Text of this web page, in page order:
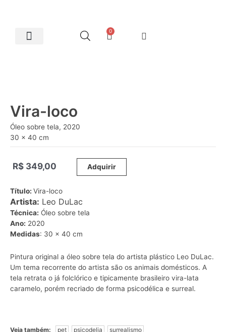
0
Vira-loco
Óleo sobre tela, 2020
30 x 40 cm
R$ 349,00 Adquirir
Título: Vira-loco
Artista: Leo DuLac
Técnica: Óleo sobre tela
Ano: 2020
Medidas: 30 x 40 cm
Pintura original a óleo sobre tela do artista plástico Leo DuLac.
Um tema recorrente do artista são os animais domésticos. A
tela retrata o já folclórico e tipicamente brasileiro vira-lata
caramelo, porém recriado de forma psicodélica e surreal.
Veja também: pet psicodelia surrealismo